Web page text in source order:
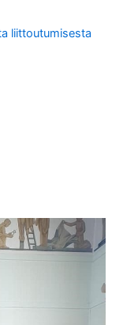
liittoutumisesta